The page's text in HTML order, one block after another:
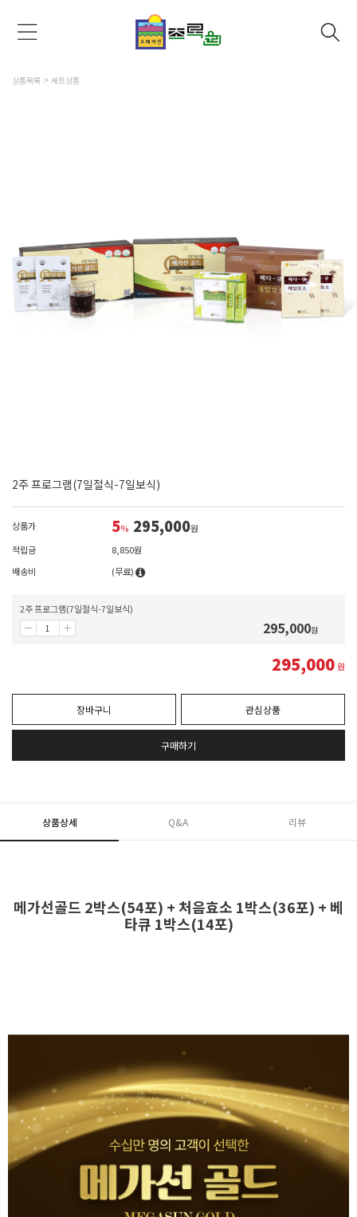
상품목록 세트상품
2주 프로그램(7일절식-7일보식)
상품가 5% 295,000원
적립금
8,850원
배송비
(무료)
2주 프로그램(7일절식-7일보식)
295,000원
295,000원
장바구니 관심상품
구매하기
상품상세 Q&A 리뷰
메가선골드 2박스(54포) + 처음효소 1박스(36포) + 베
타큐 1박스(14포)